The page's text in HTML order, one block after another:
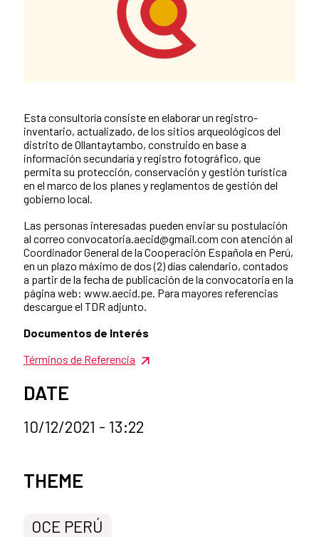
News content
Esta consultoría consiste en elaborar un registro-
inventario, actualizado, de los sitios arqueológicos del
distrito de Ollantaytambo, construido en base a
información secundaría y registro fotográfico, que
permita su protección, conservación y gestión turística
en el marco de los planes y reglamentos de gestión del
gobierno local.
Las personas interesadas pueden enviar su postulación
al correo convocatoria.aecid@gmail.com con atención al
Coordinador General de la Cooperación Española en Perú,
en un plazo máximo de dos (2) días calendario, contados
a partir de la fecha de publicación de la convocatoria en la
página web: www.aecid.pe. Para mayores referencias
descargue el TDR adjunto.
Documentos de Interés
Términos de Referencia
DATE
10/12/2021 - 13:22
News categories
THEME
OCE PERÚ